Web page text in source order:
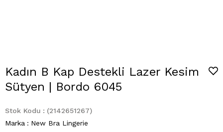
Kadın B Kap Destekli Lazer Kesim
Sütyen | Bordo 6045
Stok Kodu
(2142651267)
Marka : New Bra Lingerie